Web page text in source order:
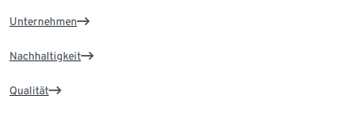
Unternehmen
Nachhaltigkeit
Qualität